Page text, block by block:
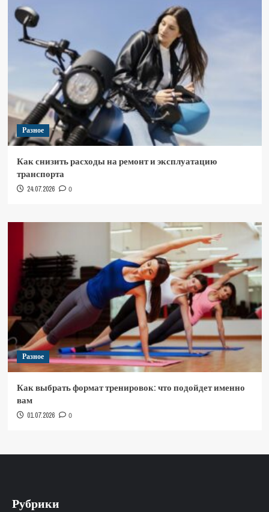
Разное
Как снизить расходы на ремонт и эксплуатацию
транспорта
24.07.2026 0
Разное
Как выбрать формат тренировок: что подойдет именно
вам
01.07.2026 0
Рубрики